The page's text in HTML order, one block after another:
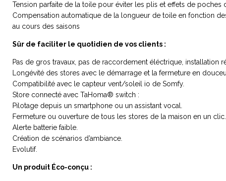
Tension parfaite de la toile pour éviter les plis et effets de poches
Compensation automatique de la longueur de toile en fonction
au cours des saisons
Sûr de faciliter le quotidien de vos clients :
Pas de gros travaux, pas de raccordement éléctrique, installation
Longévité des stores avec le démarrage et la fermeture en
Compatibilité avec le capteur vent/soleil io de Somfy.
Store connecté avec TaHoma® switch :
Pilotage depuis un smartphone ou un assistant vocal.
Fermeture ou ouverture de tous les stores de la maison en un clic.
Alerte batterie faible.
Création de scénarios d’ambiance.
Evolutif.
Un produit Éco-conçu :